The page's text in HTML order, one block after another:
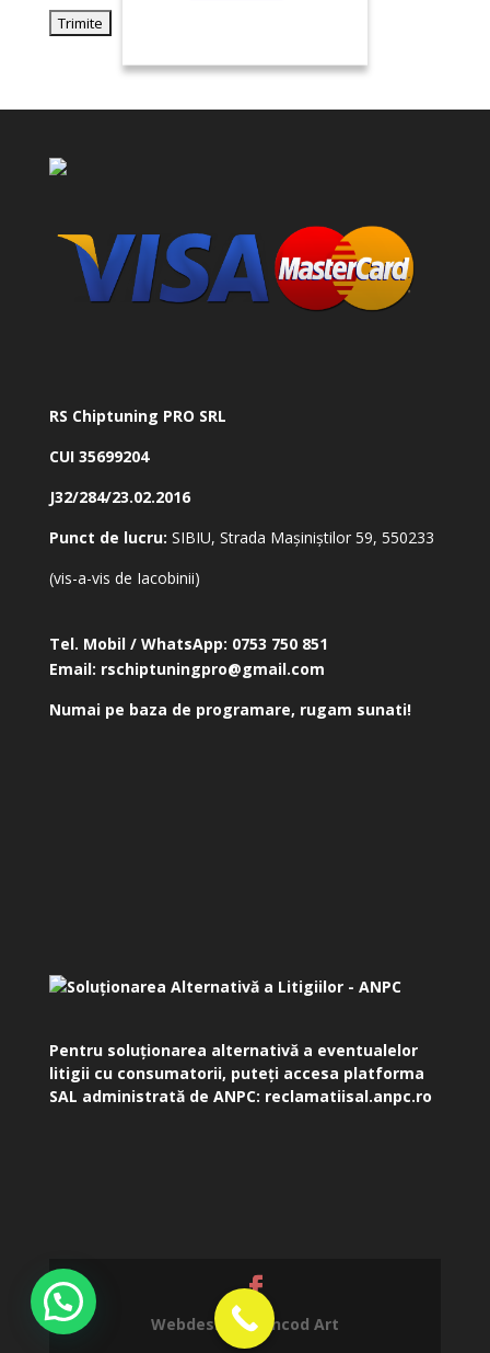
RS Chiptuning PRO SRL
CUI 35699204
J32/284/23.02.2016
Punct de lucru: SIBIU, Strada Mașiniștilor 59, 550233
(vis-a-vis de Iacobinii)
Tel. Mobil / WhatsApp: 0753 750 851
Email: rschiptuningpro@gmail.com
Numai pe baza de programare, rugam sunati!
Pentru soluționarea alternativă a eventualelor
litigii cu consumatorii, puteți accesa platforma
SAL administrată de ANPC: reclamatiisal.anpc.ro
Webdesign by Incod Art